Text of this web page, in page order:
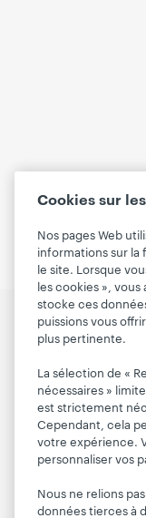
Cookies sur
Nos pages Web
informations sur la
le site. Lorsque
les cookies »,
stocke ces
puissions vous
plus pertinente.
La sélection de «
nécessaires »
est strictement
Cependant, cela
votre expérience.
personnaliser vos
Nous ne relions
données tierces à